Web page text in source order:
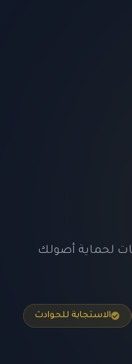
لحماية أصولك
الاستجابة للحوادث